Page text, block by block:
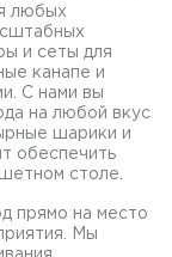
любых
и сеты для
канапе и
С нами вы
на любой вкус
шарики и
обеспечить
столе.
прямо на место
Мы